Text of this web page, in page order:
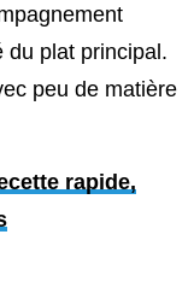
du plat principal.
peu de matière
rapide,